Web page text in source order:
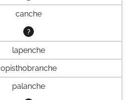
canche
?
lapenche
opisthobranche
palanche